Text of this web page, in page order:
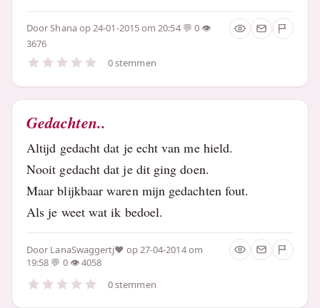
DoorShanaop 24-01-2015 om 20:54
0
3676
0 stemmen
Gedachten..
Altijd gedacht dat je echt van me hield.
Nooit gedacht dat je dit ging doen.
Maar blijkbaar waren mijn gedachten fout.
Als je weet wat ik bedoel.
Door LanaSwaggertj♥ op 27-04-2014 om
19:58
0
4058
0 stemmen